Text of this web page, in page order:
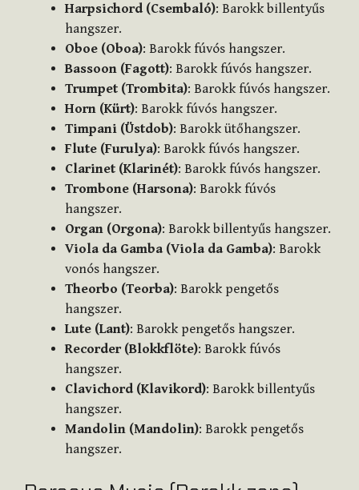
Harpsichord (Csembaló): Barokk billentyűs
hangszer.
Oboe (Oboa): Barokk fúvós hangszer.
Bassoon (Fagott): Barokk fúvós hangszer.
Trumpet (Trombita): Barokk fúvós hangszer.
Horn (Kürt): Barokk fúvós hangszer.
Timpani (Üstdob): Barokk ütőhangszer.
Flute (Furulya): Barokk fúvós hangszer.
Clarinet (Klarinét): Barokk fúvós hangszer.
Trombone (Harsona): Barokk fúvós
hangszer.
Organ (Orgona): Barokk billentyűs hangszer.
Viola da Gamba (Viola da Gamba): Barokk
vonós hangszer.
Theorbo (Teorba): Barokk pengetős
hangszer.
Lute (Lant): Barokk pengetős hangszer.
Recorder (Blokkflöte): Barokk fúvós
hangszer.
Clavichord (Klavikord): Barokk billentyűs
hangszer.
Mandolin (Mandolin): Barokk pengetős
hangszer.